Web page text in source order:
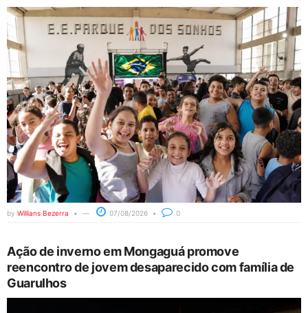
by Willians Bezerra 07/08/2026 0
Ação de inverno em Mongaguá promove
reencontro de jovem desaparecido com família de
Guarulhos